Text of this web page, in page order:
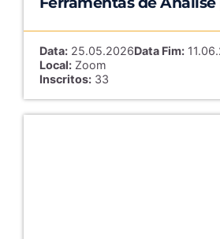
Data:25.05.2026Data Fim:
Local:Zoom
Inscritos:33